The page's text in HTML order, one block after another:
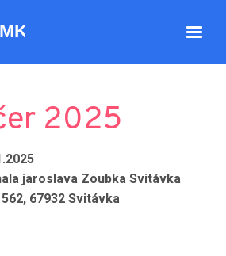
2025
jaroslava Zoubka Svitávka
67932 Svitávka